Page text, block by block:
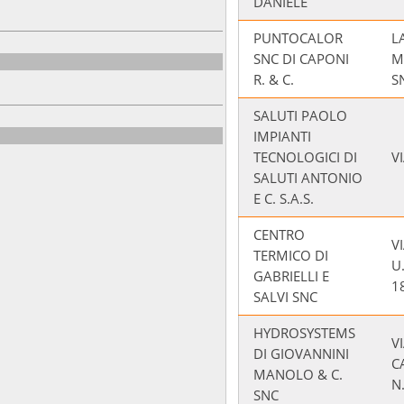
PUNTOCALOR
SNC DI CAPONI
R. & C.
SALUTI PAOLO
IMPIANTI
TECNOLOGICI DI
SALUTI ANTONIO
E C. S.A.S.
CENTRO
TERMICO DI
GABRIELLI E
SALVI SNC
HYDROSYSTEMS
DI GIOVANNINI
MANOLO & C.
SNC